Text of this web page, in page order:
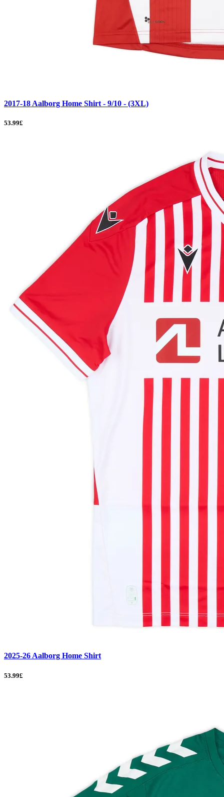
2017-18 Aalborg Home Shirt - 9/10 - (3XL)
53.99£
2025-26 Aalborg Home Shirt
53.99£